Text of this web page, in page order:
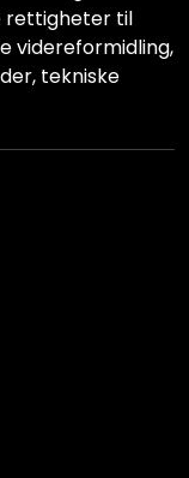
rettigheter til
videreformidling,
tekniske